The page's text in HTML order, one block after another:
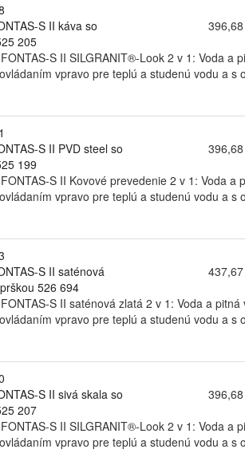
S II káva so
205
S II SILGRANIT®-Look 2 v 1: Voda
vpravo pre teplú a studenú vodu a s
S II PVD steel so
199
S II Kovové prevedenie 2 v 1: Voda
vpravo pre teplú a studenú vodu a s
S II saténová
526 694
S II saténová zlatá 2 v 1: Voda a
vpravo pre teplú a studenú vodu a s
S II sivá skala so
207
S II SILGRANIT®-Look 2 v 1: Voda
vpravo pre teplú a studenú vodu a s